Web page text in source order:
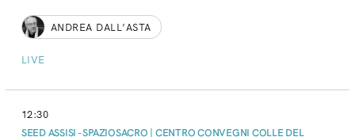
ANDREA DALL’ASTA
LIVE
12:30
SEED ASSISI - SPAZIOSACRO | CENTRO CONVEGNI COLLE DEL